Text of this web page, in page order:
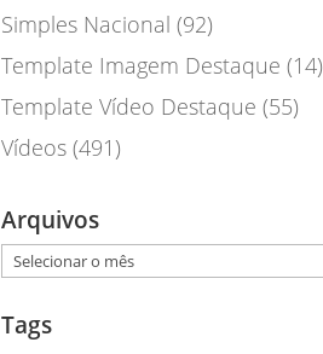
Simples Nacional (92)
Template Imagem Destaque (14)
Template Vídeo Destaque (55)
Vídeos(491)
Arquivos
Arquivos
Tags